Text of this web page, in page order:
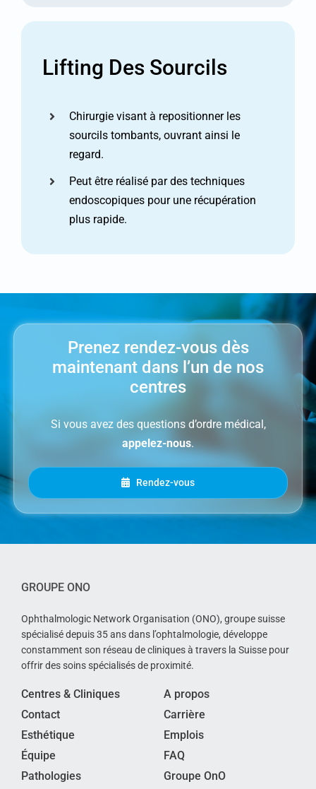
Lifting Des Sourcils
Chirurgie visant à repositionner les
sourcils tombants, ouvrant ainsi le
regard.
Peut être réalisé par des techniques
endoscopiques pour une récupération
plus rapide.
Prenez rendez-vous dès
maintenant dans l’un de nos
centres
Si vous avez des questions d’ordre médical,
appelez-nous.
Rendez-vous
GROUPE ONO
Ophthalmologic Network Organisation (ONO), groupe suisse
spécialisé depuis 35 ans dans l’ophtalmologie, développe
constamment son réseau de cliniques à travers la Suisse pour
offrir des soins spécialisés de proximité.
Centres & Cliniques
Contact
Esthétique
Équipe
Pathologies
A propos
Carrière
Emplois
FAQ
Groupe OnO